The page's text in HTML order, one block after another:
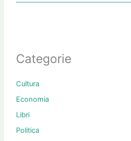
Categorie
Cultura
Economia
Libri
Politica